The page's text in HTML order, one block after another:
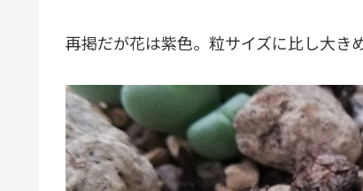
再掲だが花は紫色。粒サイズに比し大き